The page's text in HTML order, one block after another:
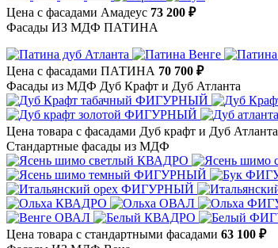
Цена с фасадами Амадеус 73 200 ₽
Фасады ИЗ МДФ ПАТИНА
Цена с фасадами ПАТИНА 70 700 ₽
Фасады из МДФ Дуб Крафт и Дуб Атланта
Цена товара с фасадами Дуб крафт и Дуб Атланта
Стандартные фасады из МДФ
Цена товара с стандартными фасадами 63 100 ₽